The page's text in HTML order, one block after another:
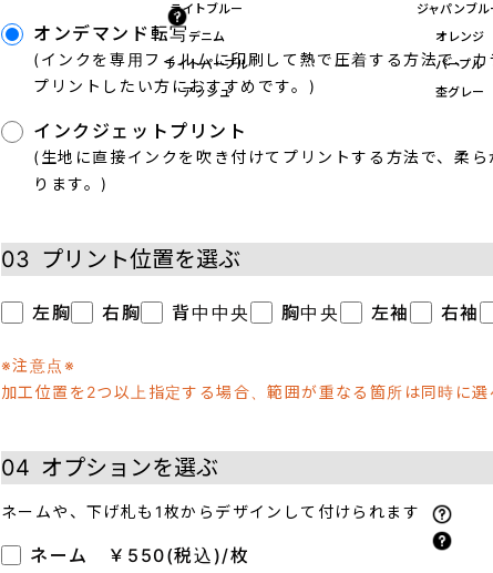
ライトブルー
ジャパンブル
デニム
オレンジ
ライトパープル
パープル
アッシュ
杢グレー
オンデマンド転写
(インクを専用フィルムに印刷して熱で圧着する方法で、
プリントしたい方におすすめです。)
インクジェットプリント
(生地に直接インクを吹き付けてプリントする方法で、柔
ります。)
03 プリント位置を選ぶ
左胸 右胸 背中中央 胸中央 左袖 右袖
※注意点※
加工位置を2つ以上指定する場合、範囲が重なる箇所は同時に選
04 オプションを選ぶ
ネームや、下げ札も1枚からデザインして付けられます
ネーム ￥550(税込)/枚